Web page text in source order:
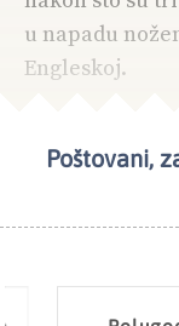
u napadu
Engleskoj.
Poštovani,
NAJČITANIJE